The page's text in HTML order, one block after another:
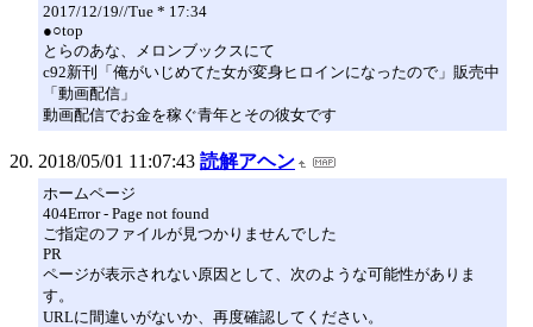
2017/12/19//Tue * 17:34
●○top
とらのあな、メロンブックスにて
c92新刊「俺がいじめてた女が変身ヒロインになったので」販売中
「動画配信」
動画配信でお金を稼ぐ青年とその彼女です
2018/05/01 11:07:43 読解アヘン
ホームページ
404Error - Page not found
ご指定のファイルが見つかりませんでした
PR
ページが表示されない原因として、次のような可能性がありま
す。
URLに間違いがないか、再度確認してください。